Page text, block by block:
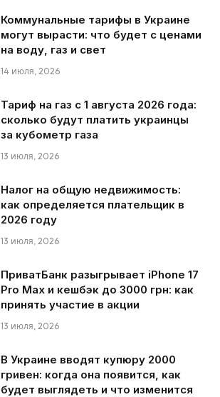
Коммунальные тарифы в Украине
могут вырасти: что будет с ценами
на воду, газ и свет
14 июля, 2026
Тариф на газ с 1 августа 2026 года:
сколько будут платить украинцы
за кубометр газа
13 июля, 2026
Налог на общую недвижимость:
как определяется плательщик в
2026 году
13 июля, 2026
ПриватБанк разыгрывает iPhone 17
Pro Max и кешбэк до 3000 грн: как
принять участие в акции
13 июля, 2026
В Украине вводят купюру 2000
гривен: когда она появится, как
будет выглядеть и что изменится